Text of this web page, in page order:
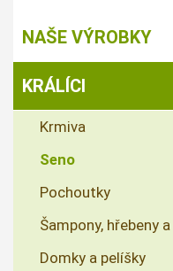
NAŠE VÝROBKY
KRÁLÍCI
Krmiva
Seno
Pochoutky
Šampony, hřebeny
Domky a pelíšky